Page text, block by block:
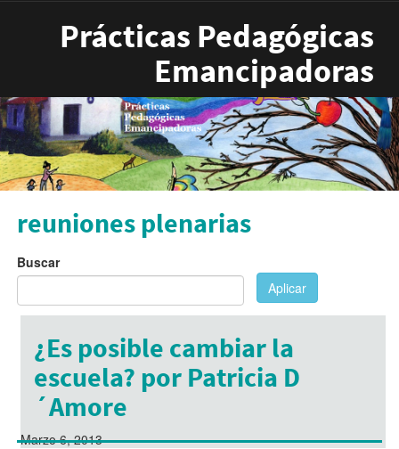
Prácticas Pedagógicas
Emancipadoras
reuniones plenarias
Buscar
Aplicar
¿Es posible cambiar la
escuela? por Patricia D
´Amore
Marzo 6, 2013